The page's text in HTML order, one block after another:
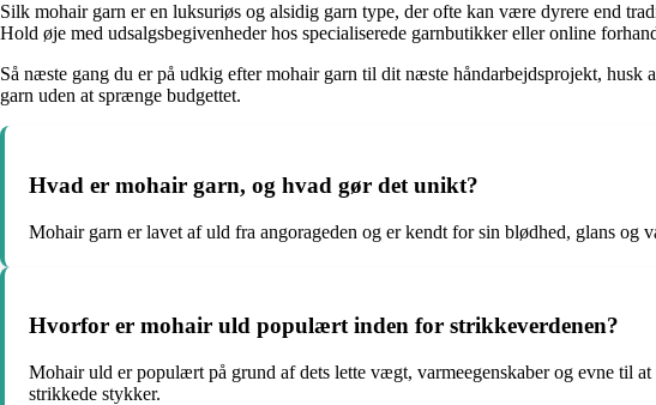
Silk mohair garn er en luksuriøs og alsidig garn type, der ofte kan være dyrere end
Hold øje med udsalgsbegivenheder hos specialiserede garnbutikker eller online
Så næste gang du er på udkig efter mohair garn til dit næste håndarbejdsprojekt,
garn uden at sprænge budgettet.
Hvad er mohair garn, og hvad gør det unikt?
Mohair garn er lavet af uld fra angorageden og er kendt for sin blødhed, glans
Hvorfor er mohair uld populært inden for strikkeverdenen?
Mohair uld er populært på grund af dets lette vægt, varmeegenskaber og evne til
strikkede stykker.